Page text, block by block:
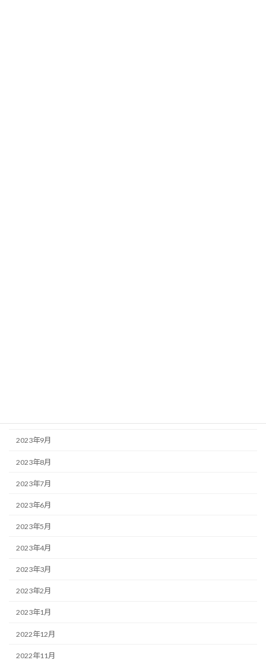
2023年9月
2023年8月
2023年7月
2023年6月
2023年5月
2023年4月
2023年3月
2023年2月
2023年1月
2022年12月
2022年11月